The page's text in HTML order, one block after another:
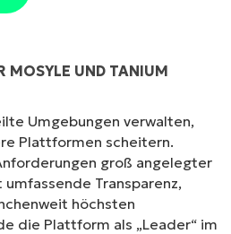
MOSYLE UND TANIUM
Umgebungen verwalten,
Plattformen scheitern.
groß angelegter
Transparenz,
höchsten
die Plattform als „Leader“ im
Tools, um das auszuführen, was
leisten kann.